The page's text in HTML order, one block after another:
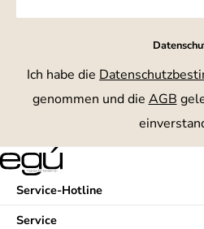
Ich habe die
genommen und die AGB
Service-Hotline
Service